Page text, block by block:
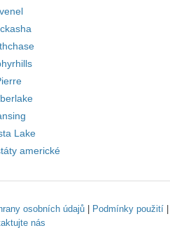
Lake
americké
osobních údajů| Podmínky použití|
nás